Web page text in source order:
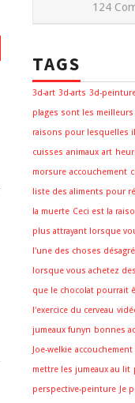
124
TAGS
3d-art 3d-arts 3d-
plages sont les
raisons pour lesquelles
cuisses animaux art
morsure accouchement
liste des aliments pour
la muerte Ceci est la
plus attrayant lorsque
l'une des choses
lorsque vous achetez
que le chocolat pourrait
l'exercice du cerveau
jumeaux funyn bonnes
Joe-welkie accouchement
mettre les jumeaux au lit
perspective-peinture Je